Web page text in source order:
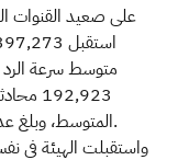
على صعيد القنوات
المتوسط، وبلغ عدد رسائل البريد الإلكتروني الواردة 23,784 بريداً.